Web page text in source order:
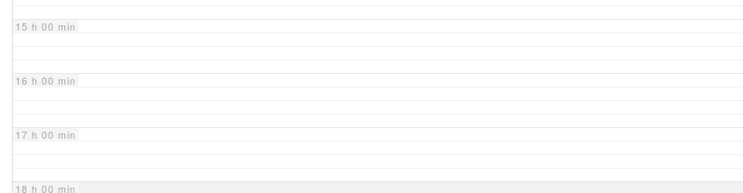
15 h 00 min
16 h 00 min
17 h 00 min
18 h 00 min